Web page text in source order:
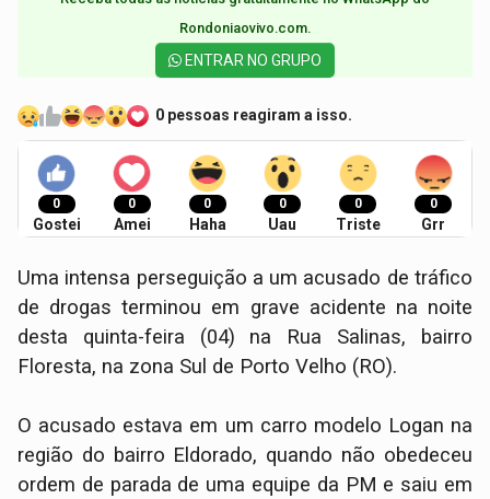
Rondoniaovivo.com.​
ENTRAR NO GRUPO
0 pessoas reagiram a isso.
0
Gostei
0
Amei
0
Haha
0
Uau
0
Triste
0
Grr
Uma intensa perseguição a um acusado de tráfico
de drogas terminou em grave acidente na noite
desta quinta-feira (04) na Rua Salinas, bairro
Floresta, na zona Sul de Porto Velho (RO).
O acusado estava em um carro modelo Logan na
região do bairro Eldorado, quando não obedeceu
ordem de parada de uma equipe da PM e saiu em